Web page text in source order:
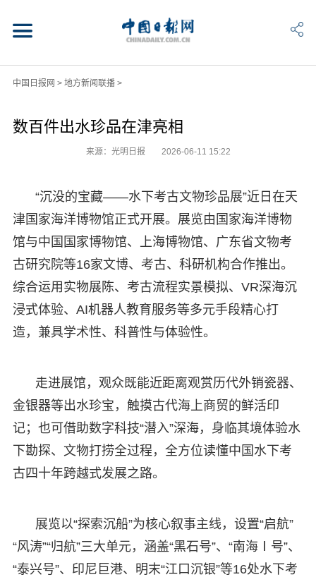
中国日报网 > 地方新闻联播>
数百件出水珍品在津亮相
来源：光明日报 2026-06-11 15:22
“沉没的宝藏——水下考古文物珍品展”近日在天
津国家海洋博物馆正式开展。展览由国家海洋博物
馆与中国国家博物馆、上海博物馆、广东省文物考
古研究院等16家文博、考古、科研机构合作推出。
综合运用实物展陈、考古流程实景模拟、VR深海沉
浸式体验、AI机器人教育服务等多元手段精心打
造，兼具学术性、科普性与体验性。
走进展馆，观众既能近距离观赏历代外销瓷器、
金银器等出水珍宝，触摸古代海上商贸的鲜活印
记；也可借助数字科技“潜入”深海，身临其境体验水
下勘探、文物打捞全过程，全方位读懂中国水下考
古四十年跨越式发展之路。
展览以“探索沉船”为核心叙事主线，设置“启航”
“风涛”“归航”三大单元，涵盖“黑石号”、“南海Ⅰ号”、
“泰兴号”、印尼巨港、明末“江口沉银”等16处水下考